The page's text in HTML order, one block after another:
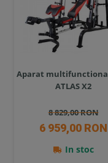
Aparat
ATLAS X2
8 829,00 RON
6 959,00 RON
In stoc